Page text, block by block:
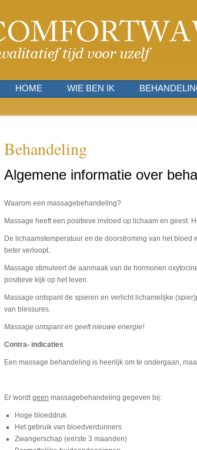
HOME WIE BEN IK
Behandeling
Algemene informatie over
Waarom een massagebehandeling?
Massage heeft een positieve invloed op lichaam en geest.
De lichaamstemperatuur en de doorstroming van het
beter verloopt.
Massage stimuleert de aanmaak van de hormonen
positieve kijk op het leven.
Massage ontspant de spieren en verlicht lichamelijke
van blessures.
Massage ontspant en geeft nieuwe energie!
Contra- indicaties
Een massage behandeling is heerlijk om te ondergaan,
Er wordtgeen massagebehandeling gegeven bij:
Hoge bloeddruk
Het gebruik van bloedverdunners
Zwangerschap (eerste 3 maanden)